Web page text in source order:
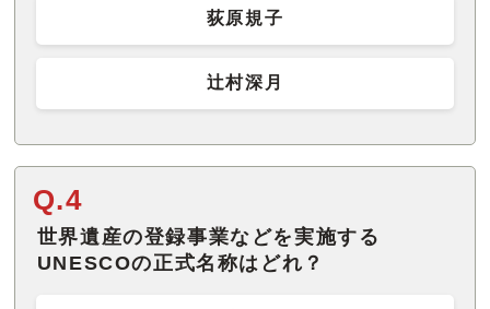
荻原規子
辻村深月
Q.4
世界遺産の登録事業などを実施する
UNESCOの正式名称はどれ？